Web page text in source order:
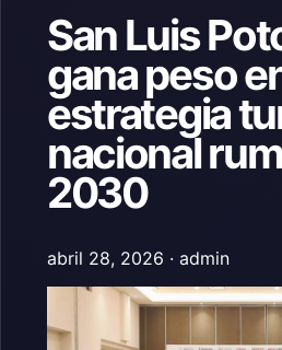
San Luis
gana peso
estrategia
nacional
2030
abril 28, 2026 · admin